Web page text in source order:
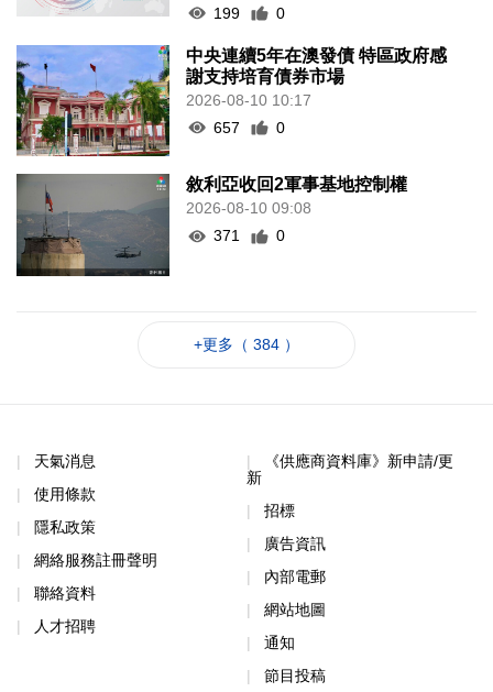
199
0
中央連續5年在澳發債 特區政府感
謝支持培育債券市場
2026-08-10 10:17
657
0
敘利亞收回2軍事基地控制權
2026-08-10 09:08
371
0
+更多（ 384 ）
天氣消息
使用條款
隱私政策
網絡服務註冊聲明
聯絡資料
人才招聘
《供應商資料庫》新申請/更
新
招標
廣告資訊
內部電郵
網站地圖
通知
節目投稿